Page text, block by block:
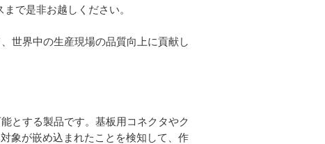
で是非お越しください。
世界中の生産現場の品質向上に貢献し
とする製品です。基板用コネクタやク
象が嵌め込まれたことを検知して、作